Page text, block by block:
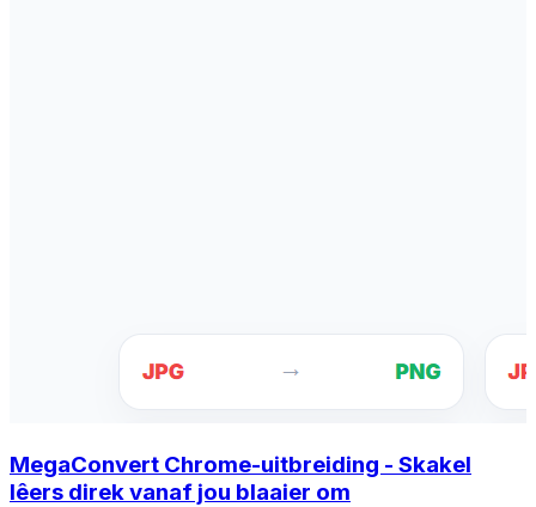
MegaConvert Chrome-uitbreiding - Skakel
lêers direk vanaf jou blaaier om